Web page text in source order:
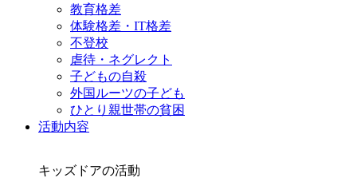
教育格差
体験格差・IT格差
不登校
虐待・ネグレクト
子どもの自殺
外国ルーツの子ども
ひとり親世帯の貧困
活動内容
キッズドアの活動